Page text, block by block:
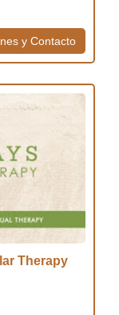
y Contacto
Therapy